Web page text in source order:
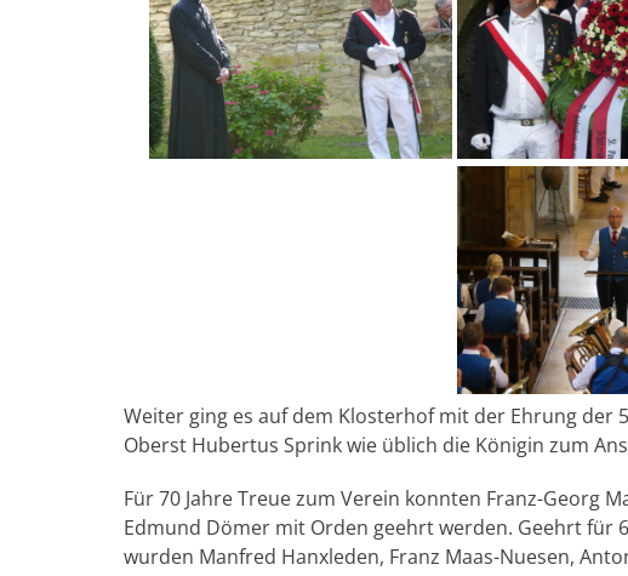
Weiter ging es auf dem Klosterhof mit der Ehrung der
Oberst Hubertus Sprink wie üblich die Königin zum
Für 70 Jahre Treue zum Verein konnten Franz-Georg
Edmund Dömer mit Orden geehrt werden. Geehrt für
wurden Manfred Hanxleden, Franz Maas-Nuesen,